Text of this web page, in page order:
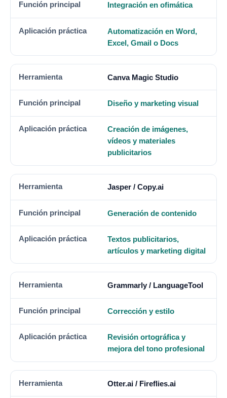
Integración en ofimática
Automatización en Word,
Excel, Gmail o Docs
Canva Magic Studio
Diseño y marketing visual
Creación de imágenes,
vídeos y materiales
publicitarios
Jasper / Copy.ai
Generación de contenido
Textos publicitarios,
artículos y marketing digital
Grammarly / LanguageTool
Corrección y estilo
Revisión ortográfica y
mejora del tono profesional
Otter.ai / Fireflies.ai